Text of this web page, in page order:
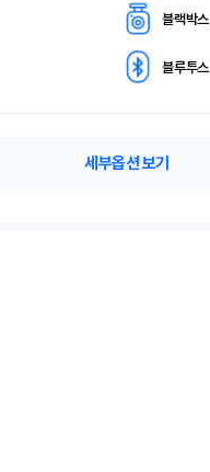
블랙박스
블루투스
세부옵션 보기